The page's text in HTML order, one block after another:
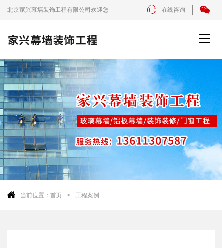
北京家兴幕墙装饰工程有限公司欢迎您 在线咨询
当前位置： 首页 工程案例